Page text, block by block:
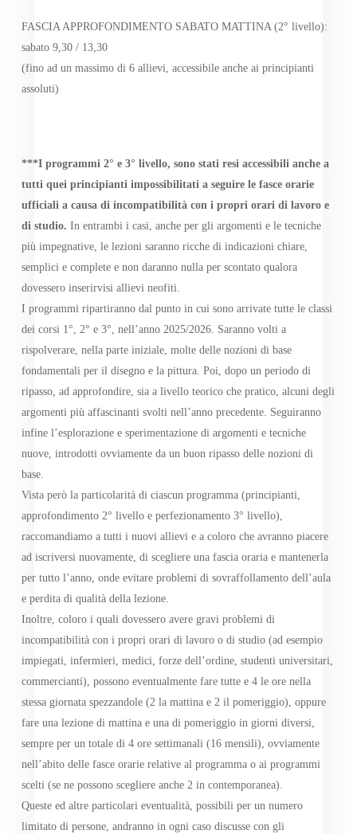
FASCIA APPROFONDIMENTO SABATO MATTINA (2° livello):
sabato 9,30 / 13,30
(fino ad un massimo di 6 allievi, accessibile anche ai principianti
assoluti)
***I programmi 2° e 3° livello, sono stati resi accessibili anche a
tutti quei principianti impossibilitati a seguire le fasce orarie
ufficiali a causa di incompatibilità con i propri orari di lavoro e
di studio. In entrambi i casi, anche per gli argomenti e le tecniche
più impegnative, le lezioni saranno ricche di indicazioni chiare,
semplici e complete e non daranno nulla per scontato qualora
dovessero inserirvisi allievi neofiti.
I programmi ripartiranno dal punto in cui sono arrivate tutte le classi
dei corsi 1°, 2° e 3°, nell’anno 2025/2026. Saranno volti a
rispolverare, nella parte iniziale, molte delle nozioni di base
fondamentali per il disegno e la pittura. Poi, dopo un periodo di
ripasso, ad approfondire, sia a livello teorico che pratico, alcuni degli
argomenti più affascinanti svolti nell’anno precedente. Seguiranno
infine l’esplorazione e sperimentazione di argomenti e tecniche
nuove, introdotti ovviamente da un buon ripasso delle nozioni di
base.
Vista però la particolarità di ciascun programma (principianti,
approfondimento 2° livello e perfezionamento 3° livello),
raccomandiamo a tutti i nuovi allievi e a coloro che avranno piacere
ad iscriversi nuovamente, di scegliere una fascia oraria e mantenerla
per tutto l’anno, onde evitare problemi di sovraffollamento dell’aula
e perdita di qualità della lezione.
Inoltre, coloro i quali dovessero avere gravi problemi di
incompatibilità con i propri orari di lavoro o di studio (ad esempio
impiegati, infermieri, medici, forze dell’ordine, studenti universitari,
commercianti), possono eventualmente fare tutte e 4 le ore nella
stessa giornata spezzandole (2 la mattina e 2 il pomeriggio), oppure
fare una lezione di mattina e una di pomeriggio in giorni diversi,
sempre per un totale di 4 ore settimanali (16 mensili), ovviamente
nell’abito delle fasce orarie relative al programma o ai programmi
scelti (se ne possono scegliere anche 2 in contemporanea).
Queste ed altre particolari eventualità, possibili per un numero
limitato di persone, andranno in ogni caso discusse con gli